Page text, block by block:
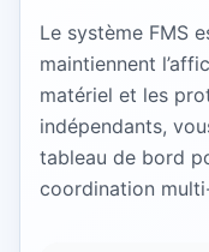
Le système FMS
maintiennent
matériel et les
indépendants,
tableau de bord
coordination